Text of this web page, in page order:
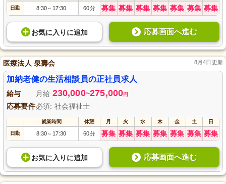
日勤 8:30～ 17:30 60分 募集 募集 募集 募集 募集 募集 募集
お気に入り に追加 応募画面へ進む
医療法人 泉壽会 8月4日更新
加納老健の生活相談員の正社員求人
給与 月給 230,000~275,000円
応募要件必須: 社会福祉士
就業時間 休憩 月 火 水 木 金 土 日
日勤 8:30～ 17:30 60分 募集 募集 募集 募集 募集 募集 募集
お気に入り に追加 応募画面へ進む